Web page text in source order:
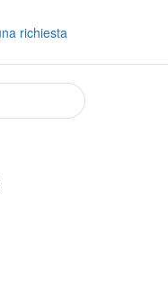
richiesta